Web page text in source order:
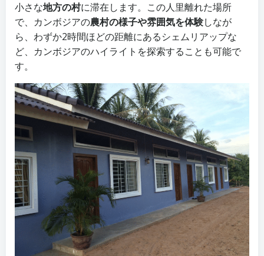
小さな地方の村に滞在します。この人里離れた場所
で、カンボジアの農村の様子や雰囲気を体験しなが
ら、わずか2時間ほどの距離にあるシェムリアップな
ど、カンボジアのハイライトを探索することも可能で
す。